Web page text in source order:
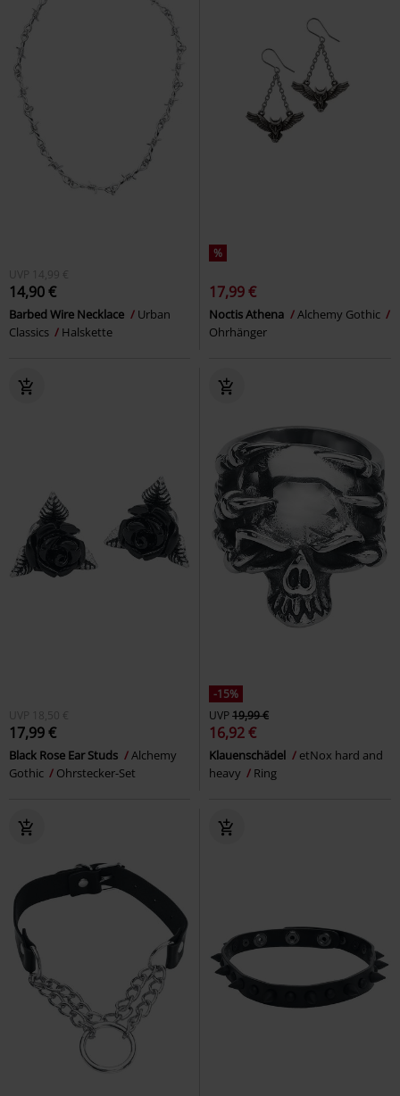
UVP 14,99 €
14,90 €
Barbed Wire Necklace
Urban
Classics
Halskette
%
17,99 €
Noctis Athena
Alchemy Gothic
Ohrhänger
UVP 18,50 €
17,99 €
Black Rose Ear Studs
Alchemy
Gothic
Ohrstecker-Set
-15%
UVP19,99 €
16,92 €
Klauenschädel
etNox hard and
heavy
Ring